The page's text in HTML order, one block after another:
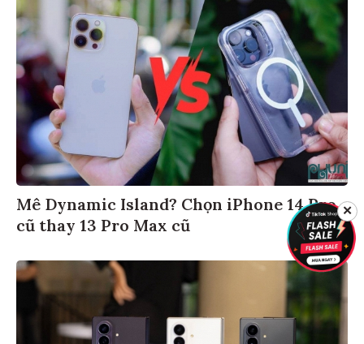
Mê Dynamic Island? Chọn iPhone 14 Pro
cũ thay 13 Pro Max cũ
✕